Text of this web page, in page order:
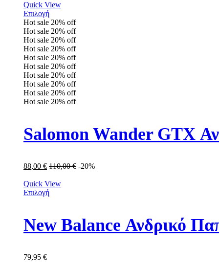
Quick View
Επιλογή
Hot sale 20% off
Hot sale 20% off
Hot sale 20% off
Hot sale 20% off
Hot sale 20% off
Hot sale 20% off
Hot sale 20% off
Hot sale 20% off
Hot sale 20% off
Hot sale 20% off
Salomon Wander GTX
88,00 € 110,00€ -20%
Quick View
Επιλογή
New Balance Ανδρικό
79,95 €